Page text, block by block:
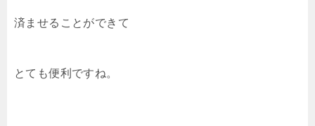
済ませることができて
とても便利ですね。